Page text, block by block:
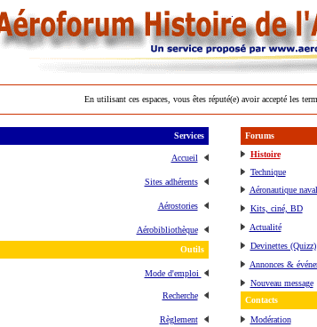
En utilisant ces espaces, vous êtes réputé(e) avoir accepté les
Services
Accueil
Sites adhérents
Aérostories
Aérobibliothèque
Outils
Mode d'emploi
Recherche
Règlement
Forums
Histoire
Technique
Aéronautique
Kits, ciné, BD
Actualité
Devinettes (Quizz)
Annonces &
Nouveau message
Contacts
Modération